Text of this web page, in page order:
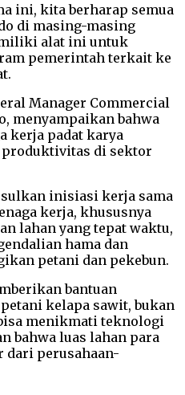
ini, kita berharap semua
di masing-masing
alat ini untuk
pemerintah terkait ke
Manager Commercial
menyampaikan bahwa
kerja padat karya
di sektor
inisiasi kerja sama
kerja, khususnya
lahan yang tepat waktu,
hama dan
petani dan pekebun.
bantuan
kelapa sawit, bukan
menikmati teknologi
bahwa luas lahan para
dari perusahaan-